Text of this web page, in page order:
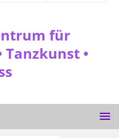
für
Tanzkunst •